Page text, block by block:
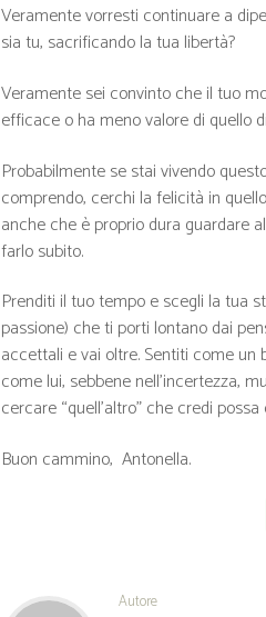
Veramente vorresti continuare a
sia tu, sacrificando la tua libertà?
Veramente sei convinto che il tuo
efficace o ha meno valore di quello
Probabilmente se stai vivendo
comprendo, cerchi la felicità in
anche che è proprio dura guardare
farlo subito.
Prenditi il tuo tempo e scegli la tua
passione) che ti porti lontano dai
accettali e vai oltre. Sentiti come un
come lui, sebbene nell’incertezza,
cercare “quell’altro” che credi
Buon cammino, Antonella.
Autore